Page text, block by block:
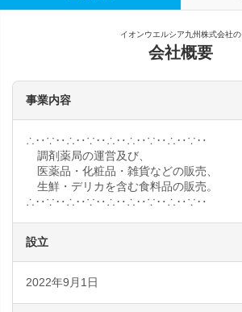
イオンウエルシア九州株式会社の
会社概要
事業内容
∴‥∵‥∴‥∵‥∴‥∴‥∵‥∴‥∵‥
調剤薬局の運営及び、
医薬品・化粧品・雑貨などの販売、
生鮮・デリカを含む食料品の販売。
∴‥∵‥∴‥∵‥∴‥∴‥∵‥∴‥∵‥
設立
2022年9月1日